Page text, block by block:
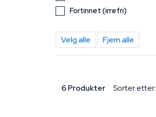
Fortinnet (irrefri)
Velg alle Fjern alle
6 Produkter Sorter etter: